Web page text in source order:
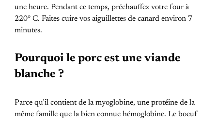
une heure. Pendant ce temps, préchauffez votre four à
220° C. Faites cuire vos aiguillettes de canard environ 7
minutes.
Pourquoi le porc est une viande
blanche ?
Parce qu’il contient de la myoglobine, une protéine de la
même famille que la bien connue hémoglobine. Le boeuf